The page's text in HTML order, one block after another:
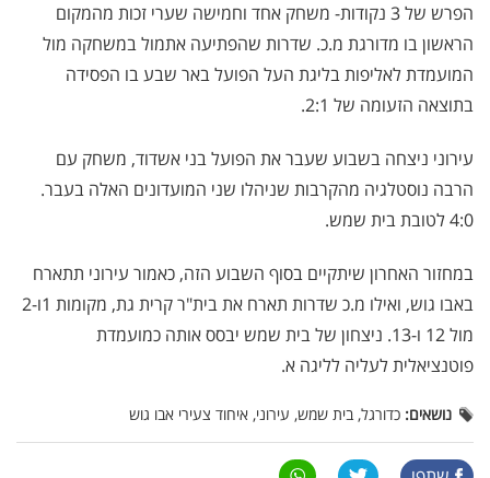
הפרש של 3 נקודות- משחק אחד וחמישה שערי זכות מהמקום
הראשון בו מדורגת מ.כ. שדרות שהפתיעה אתמול במשחקה מול
המועמדת לאליפות בליגת העל הפועל באר שבע בו הפסידה
בתוצאה הזעומה של 2:1.
עירוני ניצחה בשבוע שעבר את הפועל בני אשדוד, משחק עם
הרבה נוסטלגיה מהקרבות שניהלו שני המועדונים האלה בעבר.
4:0 לטובת בית שמש.
במחזור האחרון שיתקיים בסוף השבוע הזה, כאמור עירוני תתארח
באבו גוש, ואילו מ.כ שדרות תארח את בית"ר קרית גת, מקומות 1ו-2
מול 12 ו-13. ניצחון של בית שמש יבסס אותה כמועמדת
פוטנציאלית לעליה לליגה א.
נושאים: כדורגל, בית שמש, עירוני, איחוד צעירי אבו גוש